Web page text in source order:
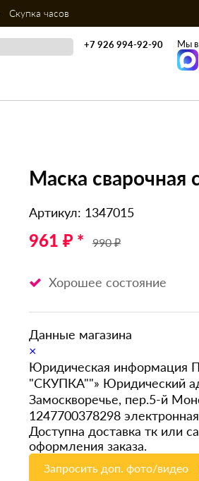
Скупка часов
+7 926 994-92-90 Мы в
Маска сварочная
Артикул: 1347015
961 ₽ * 990 ₽
Хорошее состояние
Данные магазина
×
Юридическая информация
"СКУПКА""» Юридический
Замоскворечье, пер.5-й
1247700378298
Доступна доставка тк или
оформления заказа.
Запросить доп. фото/видео